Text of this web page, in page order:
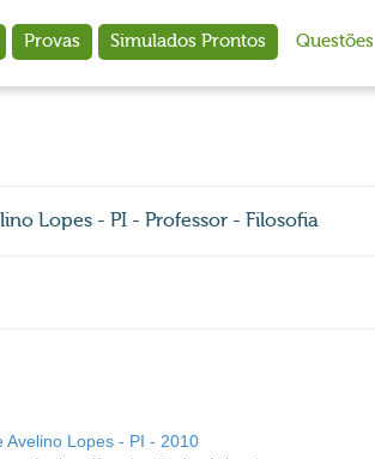
Provas Simulados Prontos Questões
Lopes - PI - Professor - Filosofia
Avelino Lopes - PI - 2010